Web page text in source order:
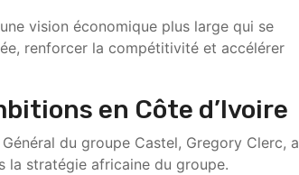
vision économique plus large qui se
renforcer la compétitivité et accélérer
en Côte d’Ivoire
du groupe Castel, Gregory Clerc, a
la stratégie africaine du groupe.